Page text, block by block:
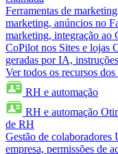
Ferramentas de
marketing, anúncios no
marketing, integração ao
CoPilot nos Sites e lojas
geradas por IA,
Ver todos os recursos
RH e automação
RH e automação
de RH
Gestão de colaboradores
empresa, permissões de